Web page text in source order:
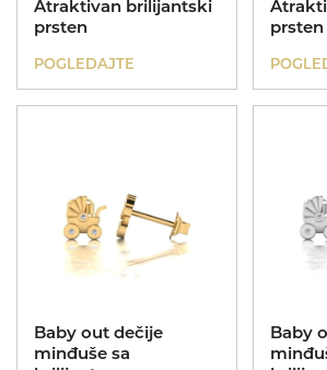
Atraktivan brilijantski
prsten
POGLEDAJTE
prsten
Baby out dečije
minđuše sa
Baby